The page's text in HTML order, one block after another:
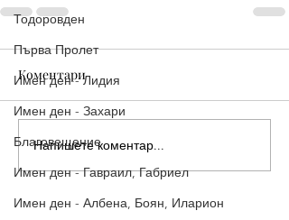
Тодоровден
Първа Пролет
Имен ден - Лидия
Имен ден - Захари
Благовещение
Имен ден - Гавраил, Габриел
Имен ден - Албена, Боян, Иларион
Коментари
Напишете коментар...